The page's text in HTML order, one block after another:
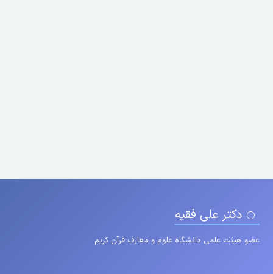
دکتر علی فقیه
عضو هیئت علمی دانشگاه علوم و معارف قرآن کریم